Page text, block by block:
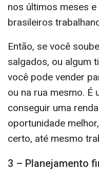
nos últimos meses
brasileiros
Então, se você
salgados, ou algum
você pode vender
ou na rua mesmo. É
conseguir uma
oportunidade
certo, até mesmo
3 – Planejamento